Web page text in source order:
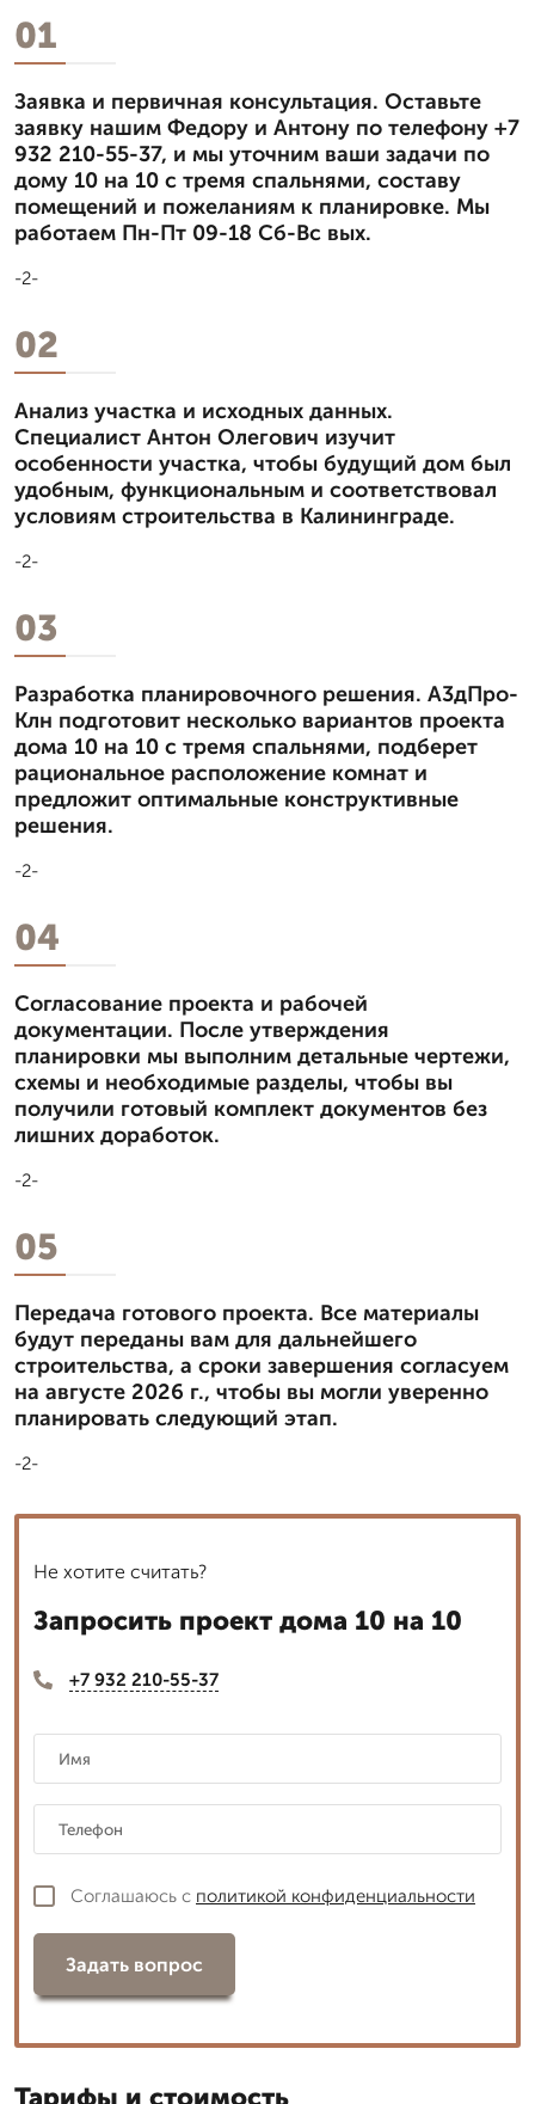
01
Заявка и первичная консультация. Оставьте
заявку нашим Федору и Антону по телефону +7
932 210-55-37, и мы уточним ваши задачи по
дому 10 на 10 с тремя спальнями, составу
помещений и пожеланиям к планировке. Мы
работаем Пн-Пт 09-18 Сб-Вс вых.
-2-
02
Анализ участка и исходных данных.
Специалист Антон Олегович изучит
особенности участка, чтобы будущий дом был
удобным, функциональным и соответствовал
условиям строительства в Калининграде.
-2-
03
Разработка планировочного решения. А3дПро-
Клн подготовит несколько вариантов проекта
дома 10 на 10 с тремя спальнями, подберет
рациональное расположение комнат и
предложит оптимальные конструктивные
решения.
-2-
04
Согласование проекта и рабочей
документации. После утверждения
планировки мы выполним детальные чертежи,
схемы и необходимые разделы, чтобы вы
получили готовый комплект документов без
лишних доработок.
-2-
05
Передача готового проекта. Все материалы
будут переданы вам для дальнейшего
строительства, а сроки завершения согласуем
на августе 2026 г., чтобы вы могли уверенно
планировать следующий этап.
-2-
Не хотите считать?
Запросить проект дома 10 на 10
+7 932 210-55-37
Соглашаюсь с политикой конфиденциальности
Задать вопрос
Тарифы и стоимость